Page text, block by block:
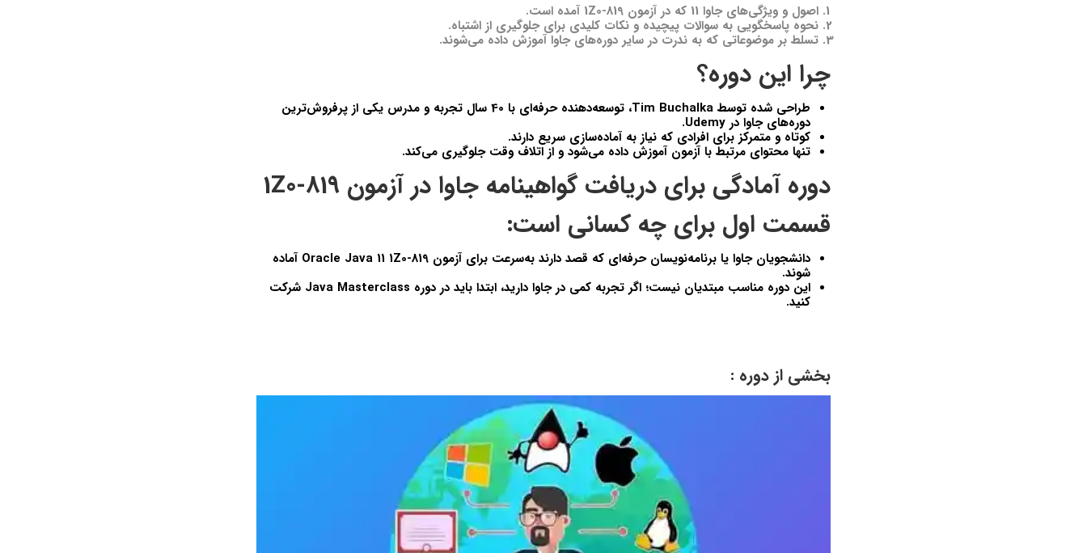
اصول و ویژگی‌های جاوا 11 که در آزمون 1Z0-819 آمده است.
نحوه پاسخگویی به سوالات پیچیده و نکات کلیدی برای جلوگیری از اشتباه.
تسلط بر موضوعاتی که به ندرت در سایر دوره‌های جاوا آموزش داده می‌شوند.
چرا این دوره؟
طراحی شده توسط Tim Buchalka ، توسعه‌دهنده حرفه‌ای با 40 سال تجربه و مدرس یکی از پرفروش‌ترین
دوره‌های جاوا در Udemy.
کوتاه و متمرکز برای افرادی که نیاز به آماده‌سازی سریع دارند.
تنها محتوای مرتبط با آزمون آموزش داده می‌شود و از اتلاف وقت جلوگیری می‌کند.
دوره آمادگی برای دریافت گواهینامه جاوا در آزمون 1Z0-819
قسمت اول برای چه کسانی است:
دانشجویان جاوا یا برنامه‌نویسان حرفه‌ای که قصد دارند به‌سرعت برای آزمون Oracle Java 11 1Z0-819 آماده
شوند.
این دوره مناسب مبتدیان نیست؛ اگر تجربه کمی در جاوا دارید، ابتدا باید در دوره Java Masterclass شرکت
کنید.
بخشی از دوره :